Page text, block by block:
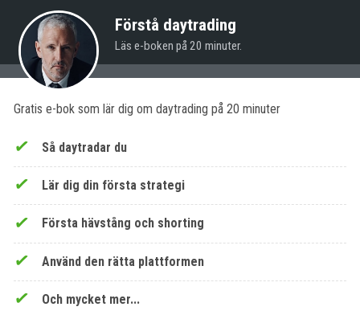
Förstå daytrading
Läs e-boken på 20 minuter.
Gratis e-bok som lär dig om daytrading på 20 minuter
Så daytradar du
Lär dig din första strategi
Första hävstång och shorting
Använd den rätta plattformen
Och mycket mer...